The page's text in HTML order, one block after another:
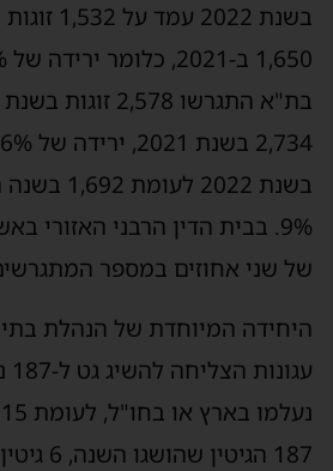
בשנת
בשנת 2022
9%. בבית הדין הרבני האזורי
של שני אחוזים במספר
היחידה המיוחדת של הנהלת
187